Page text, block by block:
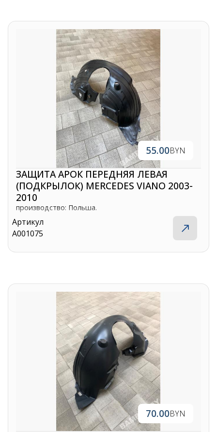
55.00BYN
ЗАЩИТА АРОК ПЕРЕДНЯЯ ЛЕВАЯ
(ПОДКРЫЛОК) MERCEDES VIANO 2003-
2010
производство: Польша.
Артикул
A001075
70.00BYN
Контакты
+375 29 870 15 80